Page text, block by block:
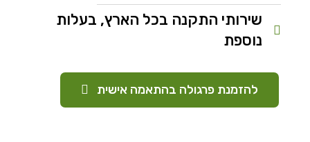
שירותי התקנה בכל הארץ, בעלות
נוספת
להזמנת פרגולה בהתאמה אישית